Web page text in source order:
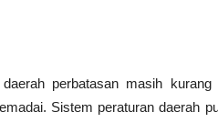
perbatasan masih
Sistem peraturan daerah